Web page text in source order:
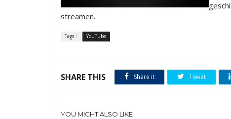
streamen.
Tags : YouTube
SHARE THIS Share it Tweet
YOU MIGHT ALSO LIKE